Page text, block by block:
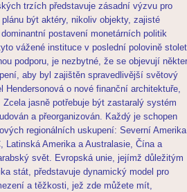
trzích představuje zásadní výzvu pro
být aktéry, nikoliv objekty, zajisté
postavení monetárních politik
vážené instituce v poslední polovině
podporu, je nezbytné, že se objevují
aby byl zajištěn spravedlivější světový
Hendersonová o nové finanční architektuře,
jasně potřebuje být zastaralý systém
a přeorganizován. Každý je schopen
regionálních uskupení: Severní
Latinská Amerika a Australasie, Čína a
svět. Evropská unie, jejímž důležitým
stát, představuje dynamický model pro
a těžkosti, jež zde můžete mít,